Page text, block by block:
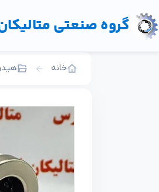
گروه صنعتی
پایه فیلتر هیدرولیک
خانه